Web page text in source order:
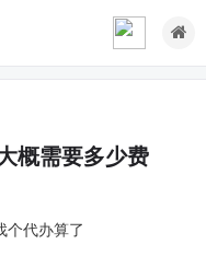
概需要多少费
个代办算了